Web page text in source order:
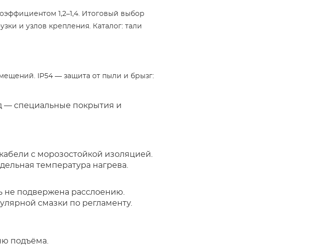
1,2–1,4. Итоговый выбор
и узлов крепления. Каталог: тали
IP54 — защита от пыли и брызг:
— специальные покрытия и
с морозостойкой изоляцией.
температура нагрева.
не подвержена расслоению.
смазки по регламенту.
подъёма.